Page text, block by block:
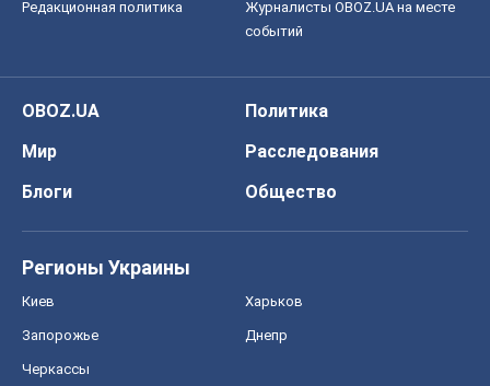
Редакционная политика
Журналисты OBOZ.UA на месте
событий
OBOZ.UA
Политика
Мир
Расследования
Блоги
Общество
Регионы Украины
Киев Харьков
Запорожье Днепр
Черкассы